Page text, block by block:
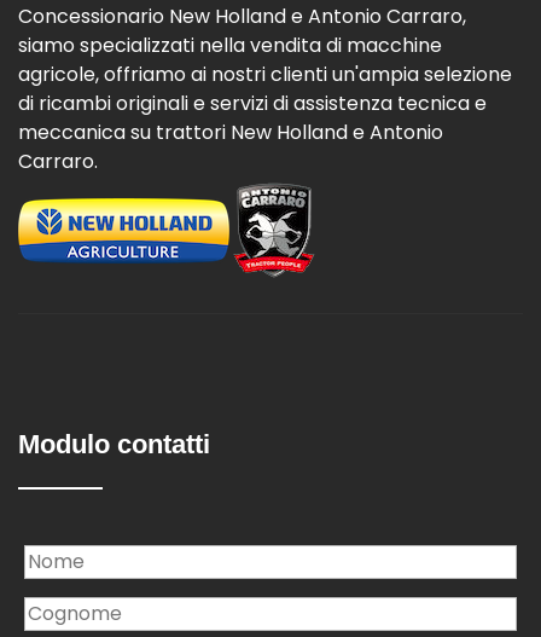
Concessionario New Holland e Antonio Carraro,
siamo specializzati nella vendita di macchine
agricole, offriamo ai nostri clienti un'ampia selezione
di ricambi originali e servizi di assistenza tecnica e
meccanica su trattori New Holland e Antonio
Carraro.
Modulo contatti